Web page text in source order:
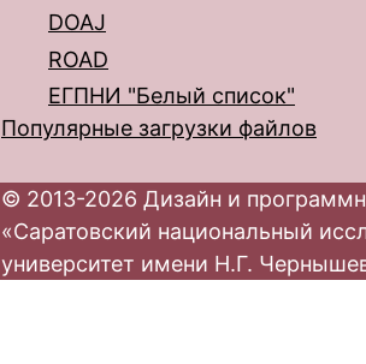
DOAJ
ROAD
ЕГПНИ "Белый список"
Популярные загрузки файлов
© 2013-2026 Дизайн и
«Саратовский национальный
университет имени Н.Г.